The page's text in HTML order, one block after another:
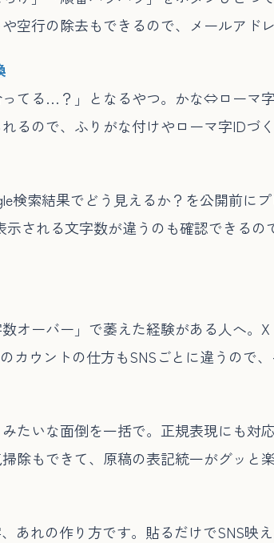
空行の除去もできるので、メールアド
てる…？」となるやつ。かな⇔ローマ
るので、ふりがな付けやローマ字IDづく
検索結果でどう見えるか？を公開前に
される文字数が違うのも確認できる
オーバー」で萎えた経験がある人へ。
カウントの仕方もSNSごとに違うので
たいな面倒を一括で。正規表現にも対
除もできて、原稿の表記統一がグッと楽
あれの作り方です。貼るだけでSNS映